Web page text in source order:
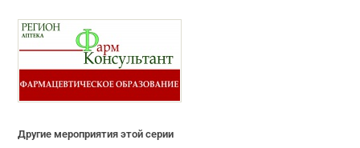
Другие мероприятия этой серии